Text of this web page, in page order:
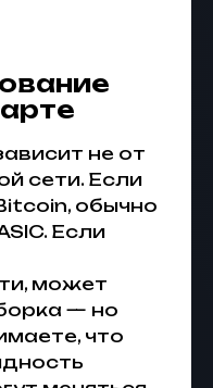
не от
сети. Если
обычно
Если
может
— но
что